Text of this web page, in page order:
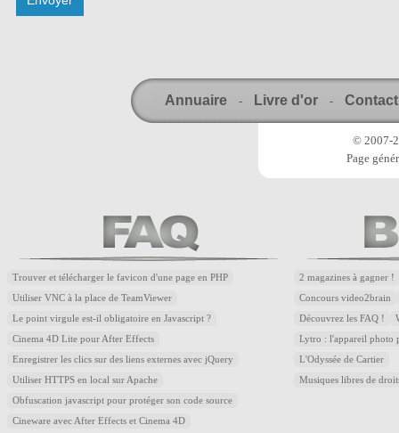
Annuaire - Livre d'or - Contact
© 2007-
Page
Trouver et télécharger le favicon d'une page en PHP
Utiliser VNC à la place de TeamViewer
Le point virgule est-il obligatoire en Javascript ?
Cinema 4D Lite pour After Effects
Enregistrer les clics sur des liens externes avec jQuery
Utiliser HTTPS en local sur Apache
Obfuscation javascript pour protéger son code source
Cineware avec After Effects et Cinema 4D
2 magazines à gagner !
Concours video2brain
Découvrez les FAQ !
Lytro : l'appareil photo
L'Odyssée de Cartier
Musiques libres de